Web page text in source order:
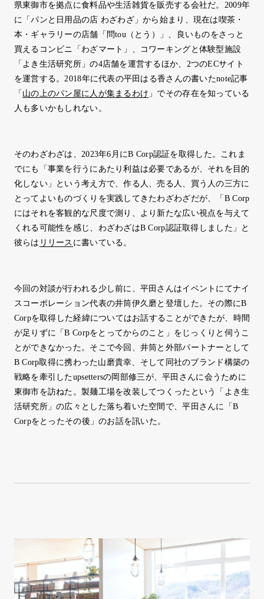
県東御市を拠点に食料品や生活雑貨を販売する会社だ。2009年
に「パンと日用品の店 わざわざ」から始まり、現在は喫茶・
本・ギャラリーの店舗「問tou（とう）」、良いものをさっと
買えるコンビニ「わざマート」、コワーキングと体験型施設
「よき生活研究所」の4店舗を運営するほか、2つのECサイト
を運営する。2018年に代表の平田はる香さんの書いたnote記事
「 山の上のパン屋に人が集まるわけ 」でその存在を知っている
人も多いかもしれない。
そのわざわざは、2023年6月にB Corp認証を取得した。これま
でにも「事業を行うにあたり利益は必要であるが、それを目的
化しない」という考え方で、作る人、売る人、買う人の三方に
とってよいものづくりを実践してきたわざわざだが、「B Corp
にはそれを客観的な尺度で測り、より新たな広い視点を与えて
くれる可能性を感じ、わざわざはB Corp認証取得しました」と
彼らは リリース に書いている。
今回の対談が行われる少し前に、平田さんはイベントにてナイ
スコーポレーション代表の井筒伊久磨と登壇した。その際にB
Corpを取得した経緯についてはお話することができたが、時間
が足りずに「B Corpをとってからのこと」をじっくりと伺うこ
とができなかった。そこで今回、井筒と外部パートナーとして
B Corp取得に携わった山磨貴幸、そして同社のブランド構築の
戦略を牽引したupsettersの岡部修三が、平田さんに会うために
東御市を訪ねた。製麺工場を改装してつくったという「よき生
活研究所」の広々とした落ち着いた空間で、平田さんに「B
Corpをとったその後」のお話を訊いた。